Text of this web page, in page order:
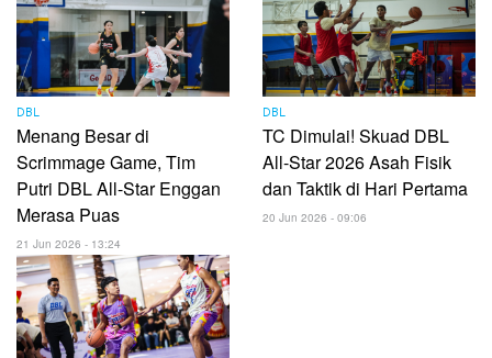
DBL
Menang Besar di
Scrimmage Game, Tim
Putri DBL All-Star Enggan
Merasa Puas
21 Jun 2026 - 13:24
DBL
TC Dimulai! Skuad DBL
All-Star 2026 Asah Fisik
dan Taktik di Hari Pertama
20 Jun 2026 - 09:06